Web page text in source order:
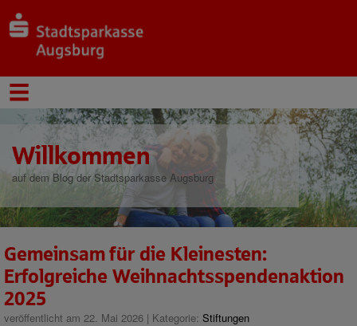
Willkommen
auf dem Blog der Stadtsparkasse Augsburg
Gemeinsam für die Kleinesten:
Erfolgreiche Weihnachtsspendenaktion
2025
veröffentlicht am 22. Mai 2026 | Kategorie: Stiftungen